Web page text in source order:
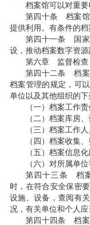
档案馆可以对重要
第四十条 档案馆
提供利用。有条件的档
第四十一条 国家
设，推动档案数字资源
第六章 监督检查
第四十二条 档案
档案管理的规定，可
单位以及其他组织的下
（一）档案工作
（二）档案库房
（三）档案工作
（四）档案收集
（五）档案信息
（六）对所属单
第四十三条 档
时，在符合安全保密
设施、设备，查阅有
况，有关单位和个人应
第四十四条 档案